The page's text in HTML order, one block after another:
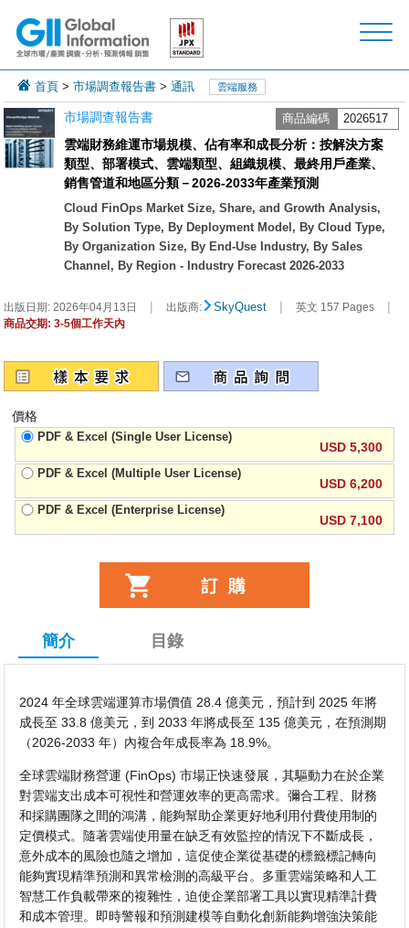
首頁 >市場調查報告書 >通訊 雲端服務
市場調查報告書 商品編碼 2026517
雲端財務維運市場規模、佔有率和成長分析：按解決方案
類型、部署模式、雲端類型、組織規模、最終用戶產業、
銷售管道和地區分類－2026-2033年產業預測
Cloud FinOps Market Size, Share, and Growth Analysis,
By Solution Type, By Deployment Model, By Cloud Type,
By Organization Size, By End-Use Industry, By Sales
Channel, By Region - Industry Forecast 2026-2033
出版日期:2026年04月13日 | 出版商: SkyQuest | 英文 157 Pages |
商品交期: 3-5個工作天內
價格
PDF & Excel (Single User License)
USD 5,300
PDF & Excel (Multiple User License)
USD 6,200
PDF & Excel (Enterprise License)
USD 7,100
簡介 目錄
2024 年全球雲端運算市場價值 28.4 億美元，預計到 2025 年將
成長至 33.8 億美元，到 2033 年將成長至 135 億美元，在預測期
（2026-2033 年）內複合年成長率為 18.9%。
全球雲端財務營運 (FinOps) 市場正快速發展，其驅動力在於企業
對雲端支出成本可視性和營運效率的更高需求。彌合工程、財務
和採購團隊之間的鴻溝，能夠幫助企業更好地利用付費使用制的
定價模式。隨著雲端使用量在缺乏有效監控的情況下不斷成長，
意外成本的風險也隨之增加，這促使企業從基礎的標籤標記轉向
能夠實現精準預測和異常檢測的高級平台。多重雲端策略和人工
智慧工作負載帶來的複雜性，迫使企業部署工具以實現精準計費
和成本管理。即時警報和預測建模等自動化創新能夠增強決策能